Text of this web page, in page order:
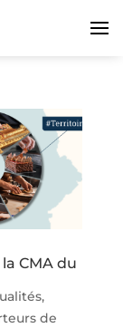
CMA du
,
de